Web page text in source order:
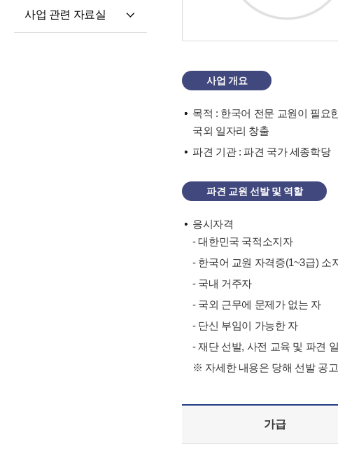
세종학당 문화인턴
사업 관련 자료실
사업 개요
목적 : 한국어 전문 교원이 필요
국외 일자리 창출
파견 기관 : 파견 국가 세종학당
파견 교원 선발 및 역할
응시자격
- 대한민국 국적소지자
- 한국어 교원 자격증(1~3급) 소
- 국내 거주자
- 국외 근무에 문제가 없는 자
- 단신 부임이 가능한 자
- 재단 선발, 사전 교육 및 파견
※ 자세한 내용은 당해 선발 공
가급